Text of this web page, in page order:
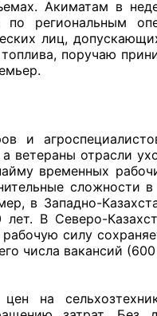
Акиматам в
по региональным
лиц,
поручаю
и
ветераны отрасли
временных
сложности
в Западно-
В Северо-
силу
числа вакансий
на